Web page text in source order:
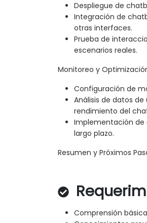
Despliegue de
Integración de
otras interfaces.
Prueba de
escenarios reales.
Monitoreo y
Configuración de
Análisis de datos
rendimiento del
Implementación de
largo plazo.
Resumen y Próximos
Comprensión